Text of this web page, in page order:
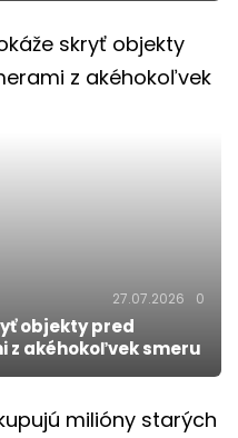
27.07.2026 0
objekty pred
akéhokoľvek smeru